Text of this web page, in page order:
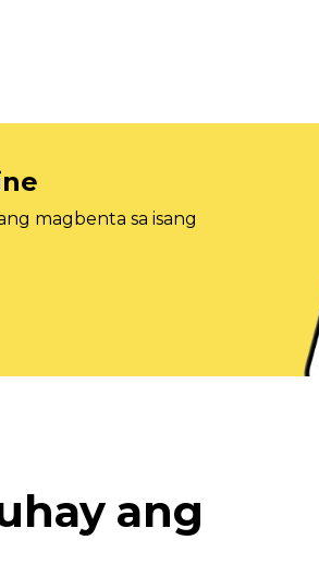
magbenta sa isang
ang